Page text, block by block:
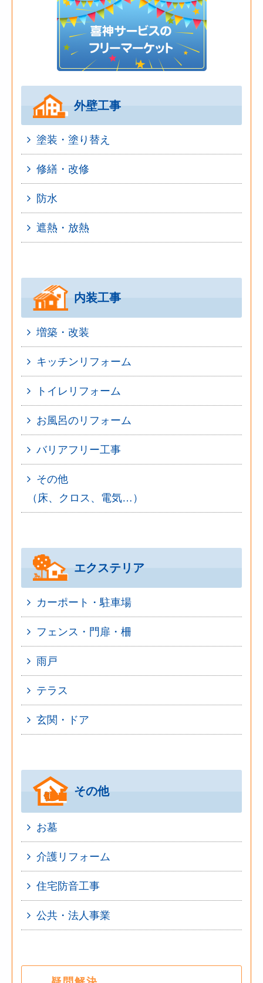
外壁工事
塗装・塗り替え
修繕・改修
防水
遮熱・放熱
内装工事
増築・改装
キッチンリフォーム
トイレリフォーム
お風呂のリフォーム
バリアフリー工事
その他
（床、クロス、電気…）
エクステリア
カーポート・駐車場
フェンス・門扉・柵
雨戸
テラス
玄関・ドア
その他
お墓
介護リフォーム
住宅防音工事
公共・法人事業